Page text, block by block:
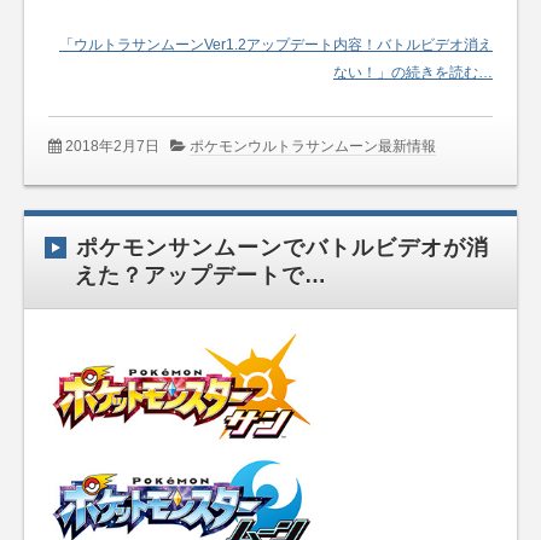
「ウルトラサンムーンVer1.2アップデート内容！バトルビデオ消え
ない！」の続きを読む…
2018年2月7日 ポケモンウルトラサンムーン最新情報
ポケモンサンムーンでバトルビデオが消
えた？アップデートで…